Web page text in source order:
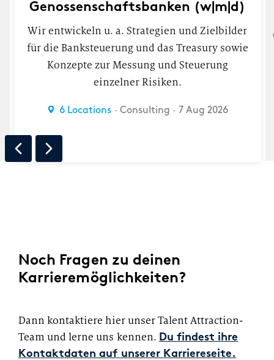
Genossenschaftsbanken (w|m|d)
Wir entwickeln u. a. Strategien und Zielbilder
für die Banksteuerung und das Treasury sowie
Konzepte zur Messung und Steuerung
einzelner Risiken.
6 Locations Consulting 7 Aug 2026
Noch Fragen zu deinen
Karrieremöglichkeiten?
Dann kontaktiere hier unser Talent Attraction-
Team und lerne uns kennen. Du findest ihre
Kontaktdaten auf unserer Karriereseite.